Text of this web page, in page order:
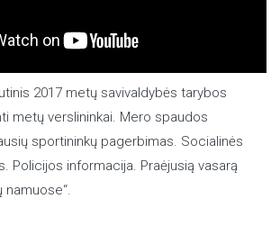
2017 metų savivaldybės tarybos
metų verslininkai. Mero spaudos
sportininkų pagerbimas. Socialinės
Policijos informacija. Praėjusią vasarą
namuose“.